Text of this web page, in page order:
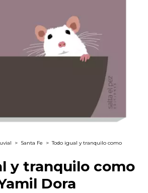
> Santa Fe > Todo igual y tranquilo como
y tranquilo como
Dora